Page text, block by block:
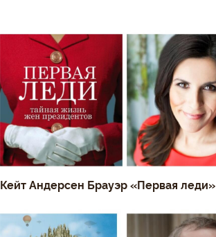
Кейт Андерсен Брауэр «Первая леди»